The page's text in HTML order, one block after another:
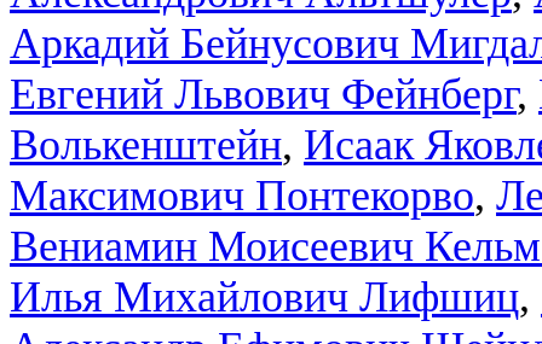
Аркадий Бейнусович
Евгений Львович Фейнберг,
Волькенштейн, Исаак
Максимович Понтекорво,
Вениамин Моисеевич
Илья Михайлович Лифшиц,